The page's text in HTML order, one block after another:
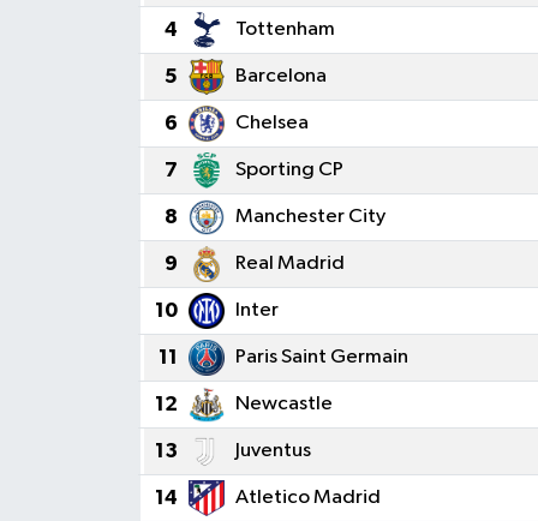
4 Tottenham
5 Barcelona
6 Chelsea
7 Sporting CP
8 Manchester City
9 Real Madrid
10 Inter
11 Paris Saint Germain
12 Newcastle
13 Juventus
14 Atletico Madrid
MAGAZİN
OTOMOBİL
SİYASET